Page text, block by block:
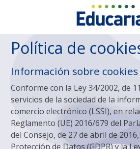
Política de
Información sobre cookies
Conforme con la Ley 34/2002, de
servicios de la sociedad de la
comercio electrónico (LSSI), en
Reglamento (UE) 2016/679 del
del Consejo, de 27 de abril de
Protección de Datos (GDPR) y la